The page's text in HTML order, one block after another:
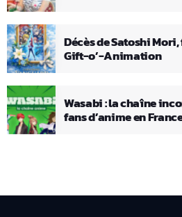
Décès de Satoshi
Gift-o’-Animation
Wasabi : la chaîne
fans d’anime en